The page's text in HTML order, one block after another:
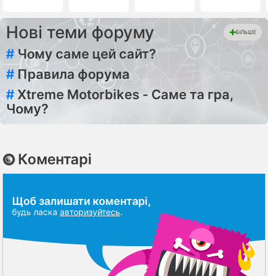
Нові теми форуму БІЛЬШЕ
# Чому саме цей сайт?
# Правила форума
# Xtreme Motorbikes - Саме та гра,
Чому?
Коментарі
Щоб залишати коментарі,
будь ласка авторизуйтесь.